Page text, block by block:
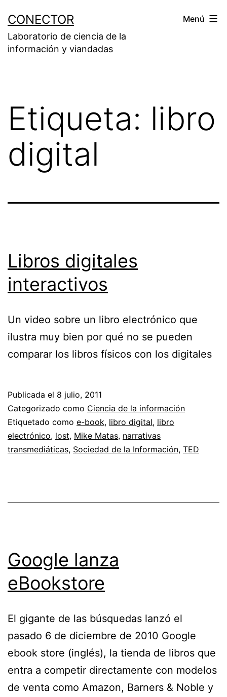
contenido
CONECTOR
Laboratorio de ciencia de la
información y viandadas
Menú
Etiqueta: libro
digital
Libros digitales
interactivos
Un video sobre un libro electrónico que
ilustra muy bien por qué no se pueden
comparar los libros físicos con los digitales
Publicada el 8 julio, 2011
Categorizado como Ciencia de la información
Etiquetado como e-book, libro digital, libro
electrónico, lost, Mike Matas, narrativas
transmediáticas, Sociedad de la Información, TED
Google lanza
eBookstore
El gigante de las búsquedas lanzó el
pasado 6 de diciembre de 2010 Google
ebook store (inglés), la tienda de libros que
entra a competir directamente con modelos
de venta como Amazon, Barners & Noble y